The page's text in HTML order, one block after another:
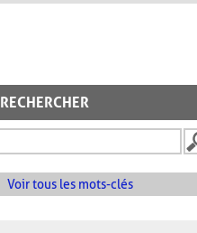
RECHERCHER
Voir tous les mots-clés